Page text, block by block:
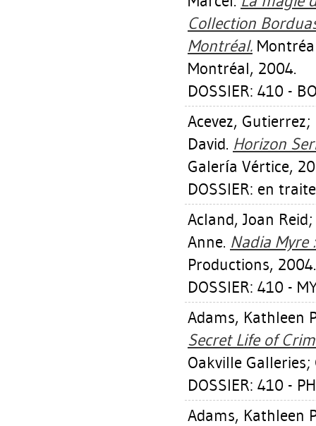
Collection
Montréal.
Montréal, 2004.
DOSSIER: 410 -
Acevez, Gutierrez;
David. Horizon
Galería Vértice,
DOSSIER: en
Acland, Joan Reid;
Anne. Nadia Myre
Productions, 2004.
DOSSIER: 410 -
Adams, Kathleen
Secret Life of
Oakville Galleries;
DOSSIER: 410 -
Adams, Kathleen